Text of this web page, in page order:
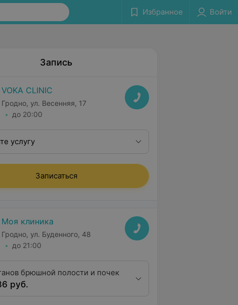
Избранное Войти
Запись
VOKA CLINIC
Гродно, ул. Весенняя, 17
до 20:00
услугу
Записаться
Моя клиника
Гродно, ул. Буденного, 48
до 21:00
брюшной полости и почек
руб.